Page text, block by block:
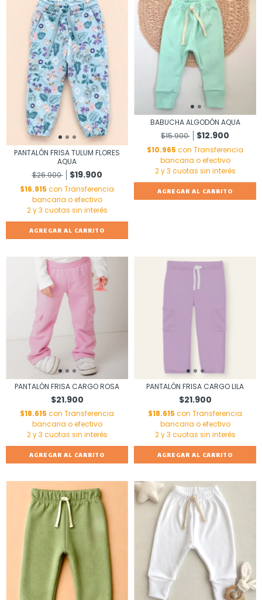
PANTALÓN FRISA TULUM FLORES
AQUA
$26.900
$19.900
$16.915 con Transferencia
bancaria o efectivo
AGREGAR AL CARRITO
BABUCHA ALGODÓN AQUA
$15.900
$12.900
$10.965 con Transferencia
bancaria o efectivo
AGREGAR AL CARRITO
PANTALÓN FRISA CARGO ROSA
$21.900
$18.615 con Transferencia
bancaria o efectivo
AGREGAR AL CARRITO
PANTALÓN FRISA CARGO LILA
$21.900
$18.615 con Transferencia
bancaria o efectivo
AGREGAR AL CARRITO